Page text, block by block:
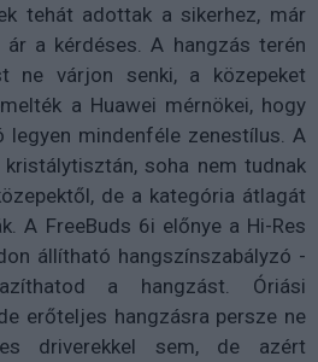
tehát adottak a sikerhez, már
a kérdéses. A hangzás terén
ne várjon senki, a közepeket
a Huawei mérnökei, hogy
legyen mindenféle zenestílus. A
soha nem tudnak
de a kategória átlagát
A FreeBuds 6i előnye a Hi-Res
állítható hangszínszabályzó -
a hangzást. Óriási
erőteljes hangzásra persze ne
driverekkel sem, de azért